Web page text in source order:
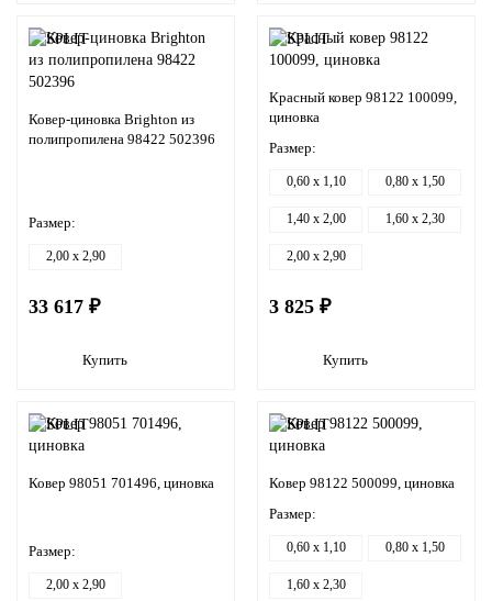
Ковер-циновка Brighton из
полипропилена 98422 502396
Размер:
2,00 x 2,90
33 617 ₽
Купить
Красный ковер 98122 100099,
циновка
Размер:
0,60 x 1,10 0,80 x 1,50
1,40 x 2,00 1,60 x 2,30
2,00 x 2,90
3 825 ₽
Купить
Ковер 98051 701496, циновка
Размер:
2,00 x 2,90
Ковер 98122 500099, циновка
Размер:
0,60 x 1,10 0,80 x 1,50
1,60 x 2,30